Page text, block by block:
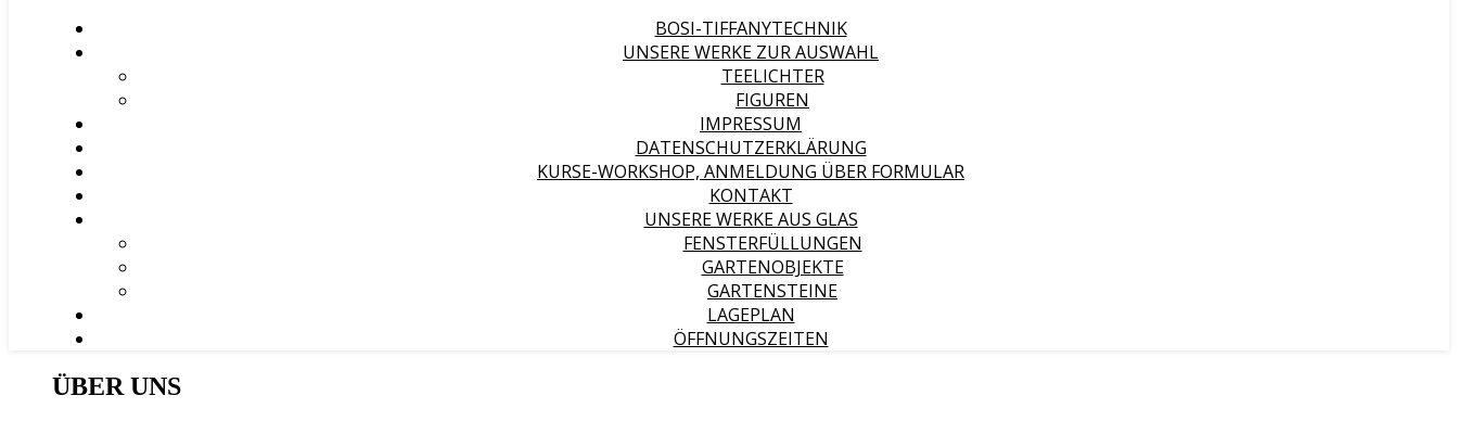
BOSI-TIFFANYTECHNIK
UNSERE WERKE ZUR AUSWAHL
TEELICHTER
FIGUREN
IMPRESSUM
DATENSCHUTZERKLÄRUNG
KURSE-WORKSHOP, ANMELDUNG ÜBER FORMULAR
KONTAKT
UNSERE WERKE AUS GLAS
FENSTERFÜLLUNGEN
GARTENOBJEKTE
GARTENSTEINE
LAGEPLAN
ÖFFNUNGSZEITEN
ÜBER UNS